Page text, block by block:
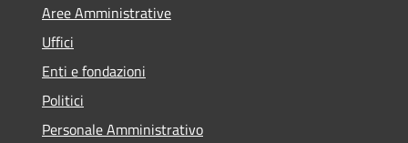
Aree Amministrative
Uffici
Enti e fondazioni
Politici
Personale Amministrativo